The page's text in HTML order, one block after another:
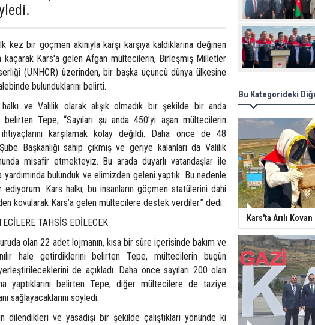
kez bir göçmen akınıyla karşı karşıya kaldıklarına değinen
kaçarak Kars'a gelen Afgan mültecilerin, Birleşmiş Milletler
(UNHCR) üzerinden, bir başka üçüncü dünya ülkesine
bulunduklarını belirti.
ve Valilik olarak alışık olmadık bir şekilde bir anda
belirten Tepe, “Sayıları şu anda 450’yi aşan mültecilerin
karşılamak kolay değildi. Daha önce de 48
Başkanlığı sahip çıkmış ve geriye kalanları da Valilik
misafir etmekteyiz. Bu arada duyarlı vatandaşlar ile
bulunduk ve elimizden geleni yaptık. Bu nedenle
ediyorum. Kars halkı, bu insanların göçmen statülerini dahi
kovularak Kars’a gelen mültecilere destek verdiler.” dedi.
TAHSİS EDİLECEK
olan 22 adet lojmanın, kısa bir süre içerisinde bakım ve
hale getirdiklerini belirten Tepe, mültecilerin bugün
de açıkladı. Daha önce sayıları 200 olan
yaptıklarını belirten Tepe, diğer mültecilere de taziye
sağlayacaklarını söyledi.
dilendikleri ve yasadışı bir şekilde çalıştıkları yönünde ki
Bu Kategorideki
Kars'ta Arılı